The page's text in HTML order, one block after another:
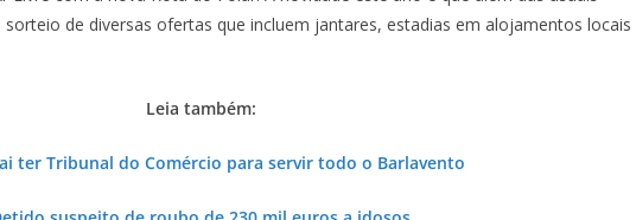
de diversas ofertas que incluem jantares, estadias em alojamentos locais
Leia também:
ter Tribunal do Comércio para servir todo o Barlavento